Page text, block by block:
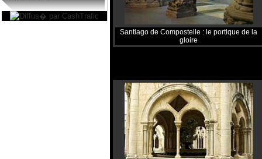
Santiago de Compostelle : le portique de la
gloire